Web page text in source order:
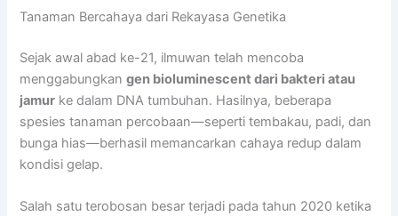
Tanaman Bercahaya dari Rekayasa Genetika
Sejak awal abad ke-21, ilmuwan telah mencoba
menggabungkangen bioluminescent dari bakteri atau
jamur ke dalam DNA tumbuhan. Hasilnya, beberapa
spesies tanaman percobaan—seperti tembakau, padi, dan
bunga hias—berhasil memancarkan cahaya redup dalam
kondisi gelap.
Salah satu terobosan besar terjadi pada tahun 2020 ketika